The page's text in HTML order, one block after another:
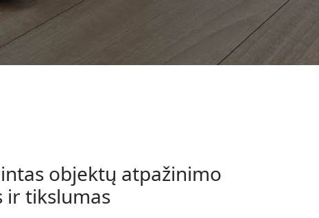
objektų atpažinimo
ir tikslumas